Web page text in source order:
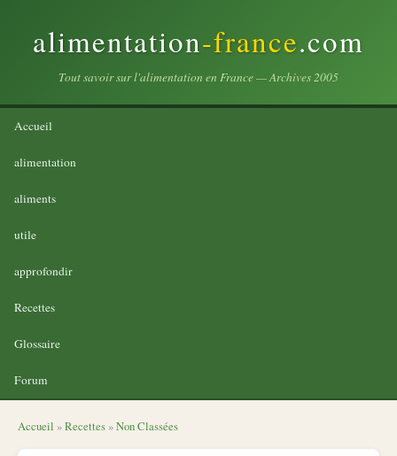
alimentation-france.com
Tout savoir sur l'alimentation en France — Archives 2005
Accueil
alimentation
aliments
utile
approfondir
Recettes
Glossaire
Forum
Accueil »Recettes »Non Classées